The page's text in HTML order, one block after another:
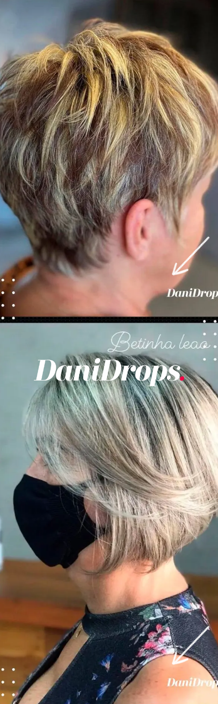
https://danidrops.com.br/fr/categorie/cheveu/